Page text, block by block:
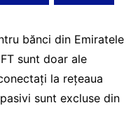
bănci din Emiratele
sunt doar ale
la rețeaua
sunt excluse din